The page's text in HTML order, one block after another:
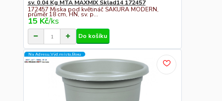
sv. 0.04 Kg MTA MAXMIX Sklad14 172457
172457 Miska pod květináč SAKURA MODERN,
průměr 18 cm, HN, sv. p...
15 Kč/ks
Do košíku
Na Adresu,Výd.místo,Boxu